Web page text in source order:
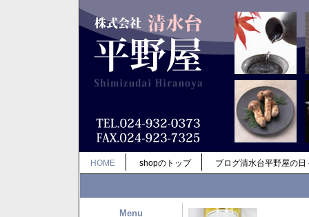
HOME shopのトップ ブログ清水台平野屋の日
Menu